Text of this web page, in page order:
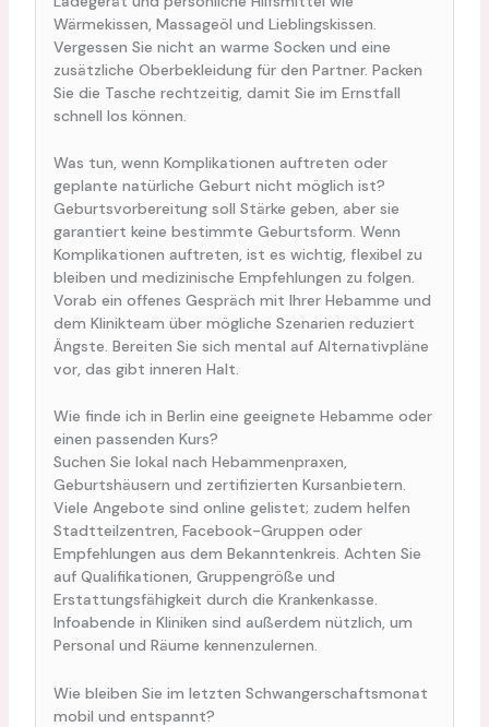
Wärmekissen, Massageöl und Lieblingskissen.
Vergessen Sie nicht an warme Socken und eine
zusätzliche Oberbekleidung für den Partner. Packen
Sie die Tasche rechtzeitig, damit Sie im Ernstfall
schnell los können.
Was tun, wenn Komplikationen auftreten oder
geplante natürliche Geburt nicht möglich ist?
Geburtsvorbereitung soll Stärke geben, aber sie
garantiert keine bestimmte Geburtsform. Wenn
Komplikationen auftreten, ist es wichtig, flexibel zu
bleiben und medizinische Empfehlungen zu folgen.
Vorab ein offenes Gespräch mit Ihrer Hebamme und
dem Klinikteam über mögliche Szenarien reduziert
Ängste. Bereiten Sie sich mental auf Alternativpläne
vor, das gibt inneren Halt.
Wie finde ich in Berlin eine geeignete Hebamme oder
einen passenden Kurs?
Suchen Sie lokal nach Hebammenpraxen,
Geburtshäusern und zertifizierten Kursanbietern.
Viele Angebote sind online gelistet; zudem helfen
Stadtteilzentren, Facebook-Gruppen oder
Empfehlungen aus dem Bekanntenkreis. Achten Sie
auf Qualifikationen, Gruppengröße und
Erstattungsfähigkeit durch die Krankenkasse.
Infoabende in Kliniken sind außerdem nützlich, um
Personal und Räume kennenzulernen.
Wie bleiben Sie im letzten Schwangerschaftsmonat
mobil und entspannt?